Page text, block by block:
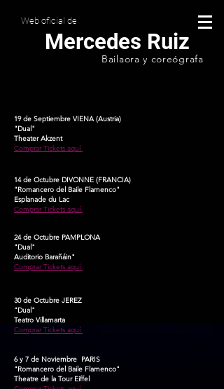
Mercedes Ruiz
Web oficial de
Bailaora y coreógrafa
19 de Septiembre VIENA (Austria)
"Dual"
Theater Akzent
Comprar Tickets aquí
14 de Octubre DIVONNE (FRANCIA)
"Romancero del Baile Flamenco"
Esplanade du Lac
Comprar Tickets aquí
24 de Octubre PAMPLONA
"Dual"
Auditorio Barañáin"
Comprar Tickets aquí
30 de Octubre JEREZ
"Dual"
Teatro Villamarta
Comprar Tickets aquí
6 y 7 de Noviembre PARIS
"Romancero del Baile Flamenco"
Theatre de la Tour Eiffel